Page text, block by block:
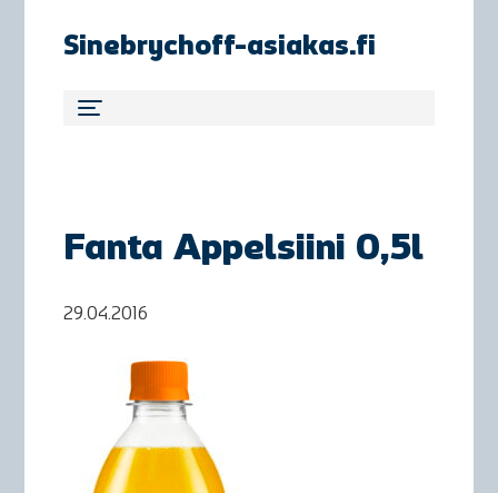
Sinebrychoff-asiakas.fi
Fanta Appelsiini 0,5l
29.04.2016